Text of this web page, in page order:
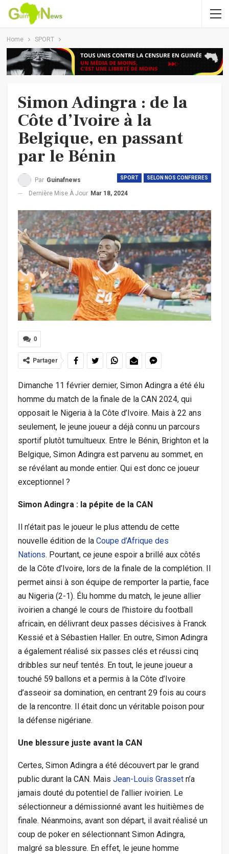
Home SPORT
Simon Adingra : de la
Côte d’Ivoire à la
Belgique, en passant
par le Bénin
SPORT SELON NOS CONFRERES
Par Guinafnews
Dernière Mise À Jour Mar 18, 2024
0
Partager
Dimanche 11 février dernier, Simon Adingra a été élu
homme du match de la finale de la CAN 2024, qui
opposait le Nigeria à la Côte d’Ivoire. Mais à 22 ans
seulement, le jeune joueur a déjà connu un parcours
sportif plutôt tumultueux. Entre le Bénin, Brighton et la
Belgique, Simon Adingra est parvenu au sommet, en
se révélant au monde entier. Qui est donc ce joueur
exceptionnel ?
Simon Adingra : la pépite de la CAN
Il n’était pas le joueur le plus attendu de cette
nouvelle édition de la Coupe d’Afrique des
Nations. Pourtant, ce jeune espoir a brillé aux côtés
de la Côte d’Ivoire, lors de la finale de la complétion. Il
permet ainsi à son équipe de remporter la partie, face
au Nigeria (2-1). Élu homme du match, le jeune allier
ivoirien a changé le cours de l’histoire du football
africain, en délivrant deux passes décisives à Franck
Kessié et à Sébastien Haller. En outre, Simon Adingra
a également réalisé six passes clés et réussi cinq
dribbles sur neuf tentés. En tout, le jeune joueur a
touché 59 ballons et a permis à la Côte d’Ivoire
d’asseoir sa domination, en centrant 29 fois au cours
de la rencontre. Il était donc un véritable poison pour
la défense nigériane.
Une blessure juste avant la CAN
Certes, Simon Adingra a été découvert par le grand
public durant la CAN. Mais Jean-Louis Grasset n’a
jamais douté du potentiel de l’allier ivoirien. Le
sélectionneur a démissionné avant les huitièmes de
finale. Néanmoins, avant son départ, il avait réalisé un
coup de poker en sélectionnant Simon Adingra,
malgré sa blessure. En effet, le jeune homme